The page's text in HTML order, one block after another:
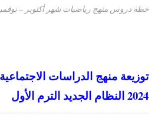
خطة دروس منهج رياضيات شهر أكتوبر –
توزيعة منهج الدراسات
2024 النظام الجديد الترم الأول